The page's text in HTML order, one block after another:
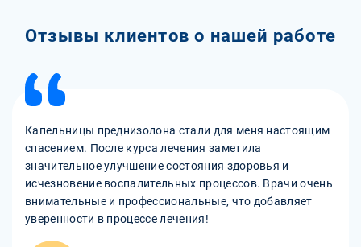
Отзывы клиентов о нашей работе
Капельницы преднизолона стали для меня настоящим
спасением. После курса лечения заметила
значительное улучшение состояния здоровья и
исчезновение воспалительных процессов. Врачи очень
внимательные и профессиональные, что добавляет
уверенности в процессе лечения!